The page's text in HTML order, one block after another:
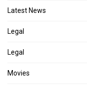
Latest News
Legal
Legal
Movies